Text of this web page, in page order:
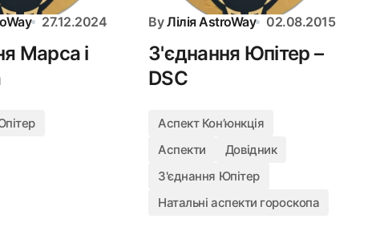
27.12.2024
Марса і
By Лілія AstroWay 02.08.2015
З'єднання Юпітер –
DSC
Аспект Конʼюнкція
Аспекти
Довідник
З'єднання Юпітер
Натальні аспекти гороскопа